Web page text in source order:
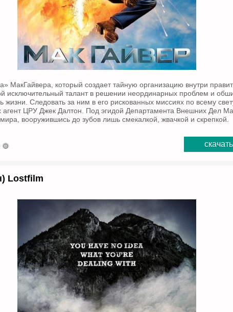
МакГайвера, который создает тайную организацию внутри
исключительный талант в решении неординарных проблем и
жизни. Следовать за ним в его рискованных миссиях по всему
ЦРУ Джек Далтон. Под эгидой Департамента Внешних Дел
вооружившись до зубов лишь смекалкой, жвачкой и скрепкой.
Lostfilm